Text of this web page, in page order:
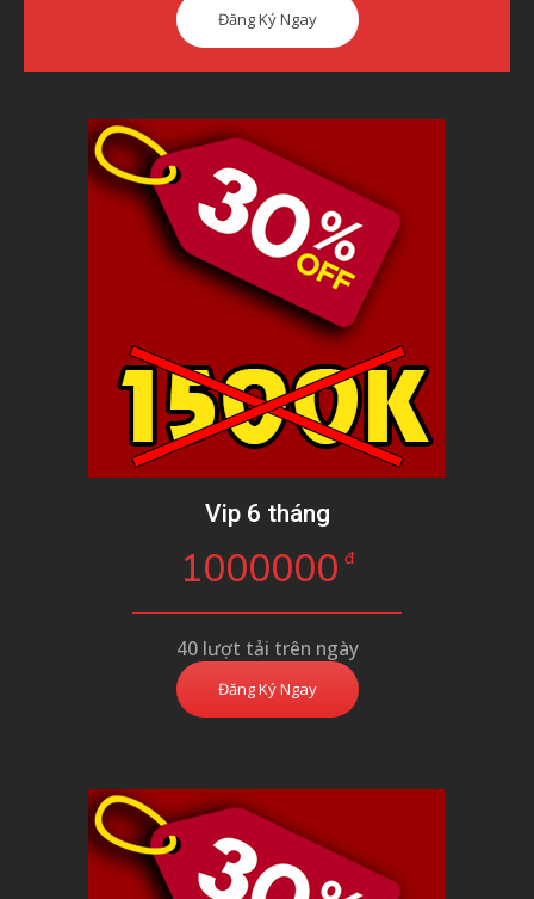
WATERPLANT
(1)
Chậu cây(66)
Đăng Ký Ngay
Vip 6 tháng
1000000 đ
40 lượt tải trên ngày
Đăng Ký Ngay